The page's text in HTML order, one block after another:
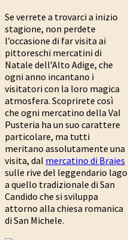
Se verrete a trovarci a inizio
stagione, non perdete
l’occasione di far visita ai
pittoreschi mercatini di
Natale dell’Alto Adige, che
ogni anno incantano i
visitatori con la loro magica
atmosfera. Scoprirete così
che ogni mercatino della Val
Pusteria ha un suo carattere
particolare, ma tutti
meritano assolutamente una
visita, dal mercatino di Braies
sulle rive del leggendario lago
a quello tradizionale di San
Candido che si sviluppa
attorno alla chiesa romanica
di San Michele.